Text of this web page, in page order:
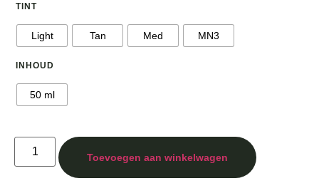
TINT
Light Tan Med MN3
INHOUD
50 ml
Toevoegen aan winkelwagen